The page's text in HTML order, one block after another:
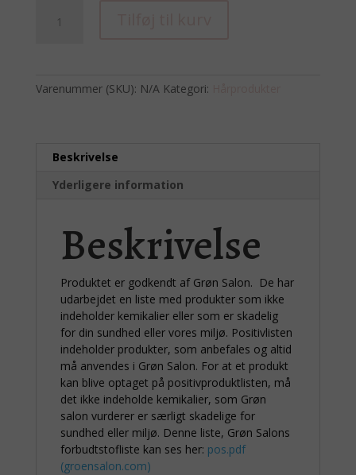
shampoo
farvet
Varenummer (SKU): N/A Kategori:
Beskrivelse
Yderligere information
Beskrivelse
Produktet er godkendt af Grøn Salon. De har
udarbejdet en liste med produkter som ikke
indeholder kemikalier eller som er skadelig
for din sundhed eller vores miljø. Positivlisten
indeholder produkter, som anbefales og altid
må anvendes i Grøn Salon. For at et produkt
kan blive optaget på positivproduktlisten, må
det ikke indeholde kemikalier, som Grøn
salon vurderer er særligt skadelige for
sundhed eller miljø. Denne liste, Grøn Salons
forbudtstofliste kan ses her: pos.pdf
(groensalon.com)